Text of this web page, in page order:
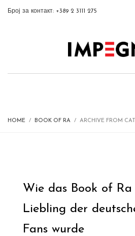
Број за контакт: +389 2 3111 275
HOME BOOK OF RA ARCHIVE FROM
Wie das Book of Ra
Liebling der
Fans wurde